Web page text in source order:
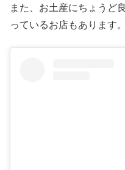
また、お土産にちょうど
っているお店もあります。